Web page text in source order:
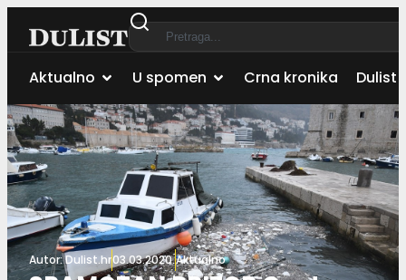
Aktualno U spomen Crna kronika Dulist
Autor:Dulist.hr03.03.2020.Aktualno